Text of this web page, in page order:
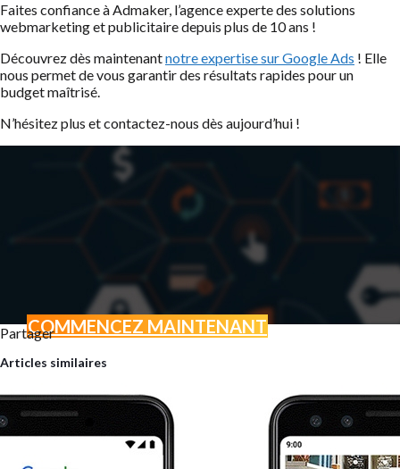
Faites confiance à Admaker, l’agence experte des solutions
webmarketing et publicitaire depuis plus de 10 ans !
Découvrez dès maintenantnotre expertise sur Google Ads ! Elle
nous permet de vous garantir des résultats rapides pour un
budget maîtrisé.
N’hésitez plus et contactez-nous dès aujourd’hui !
COMMENCEZ MAINTENANT
GRÂCE AU MARKETING
Vous avez un projet ? Une
Partager
Articles similaires